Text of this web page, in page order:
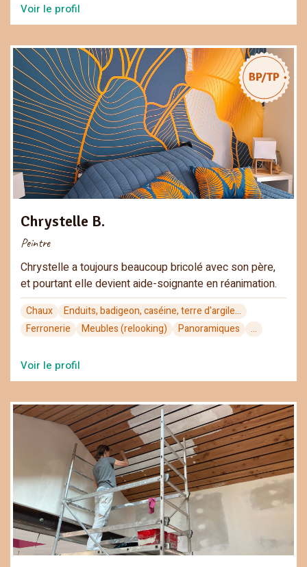
Voir le profil
Chrystelle B.
Peintre
Chrystelle a toujours beaucoup bricolé avec son père,
et pourtant elle devient aide-soignante en réanimation.
Chaux
Enduits, badigeon, caséine, terre d'argile…
Ferronerie
Meubles (relooking) Panoramiques ...
Voir le profil